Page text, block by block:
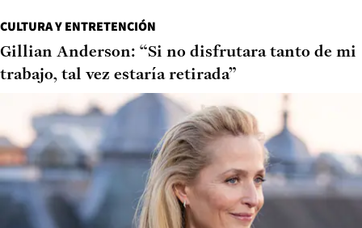
CULTURA Y ENTRETENCIÓN
Gillian Anderson: “Si no disfrutara tanto de mi
trabajo, tal vez estaría retirada”